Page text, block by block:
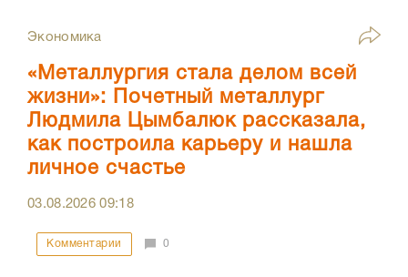
Экономика
«Металлургия стала делом всей
жизни»: Почетный металлург
Людмила Цымбалюк рассказала,
как построила карьеру и нашла
личное счастье
03.08.202609:18
Комментарии 0